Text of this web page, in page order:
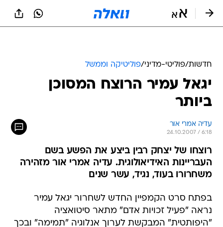
חדשות/פוליטי-מדיני/פוליטיקה וממשל
יגאל עמיר הרוצח המסוכן
ביותר
עדיה אמרי אור
24.10.2007 / 6:18
רוצחו של יצחק רבין ביצע את הפשע בשם
העבריינות האידיאולוגית. עדיה אמרי אור מזהירה
משחרורו בעוד, נגיד, עשר שנים
בפתח סרט הקמפיין החדש לשחרור יגאל עמיר
נראה "פעיל זכויות אדם" מתאר סיטואציה
"היפותטית" המבקשת לערוך אנלוגיה "תמימה" ובכך